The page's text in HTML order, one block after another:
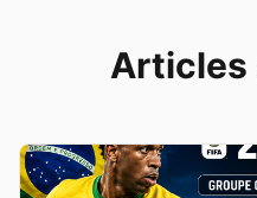
Articles